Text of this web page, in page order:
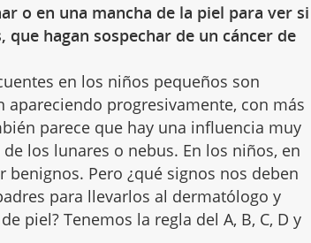
o en una mancha de la piel para ver si
hagan sospechar de un cáncer de
en los niños pequeños son
apareciendo progresivamente, con más
parece que hay una influencia muy
los lunares o nebus. En los niños, en
benignos. Pero ¿qué signos nos deben
para llevarlos al dermatólogo y
piel? Tenemos la regla del A, B, C, D y